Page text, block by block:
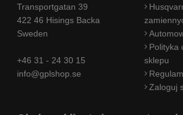
Transportgatan 39
422 46 Hisings Backa
Sweden
+46 31 - 24 30 15
info@gplshop.se
Polityka
sklepu
Zaloguj